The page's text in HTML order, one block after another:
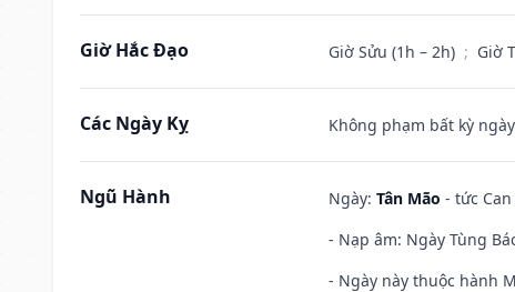
Giờ Hắc Đạo Giờ Sửu (1h – 2h) ; Giờ
Các Ngày Kỵ Không phạm bất kỳ
Ngũ Hành Ngày: Tân Mão - tức
- Nạp âm: Ngày Tùng
- Ngày này thuộc hành